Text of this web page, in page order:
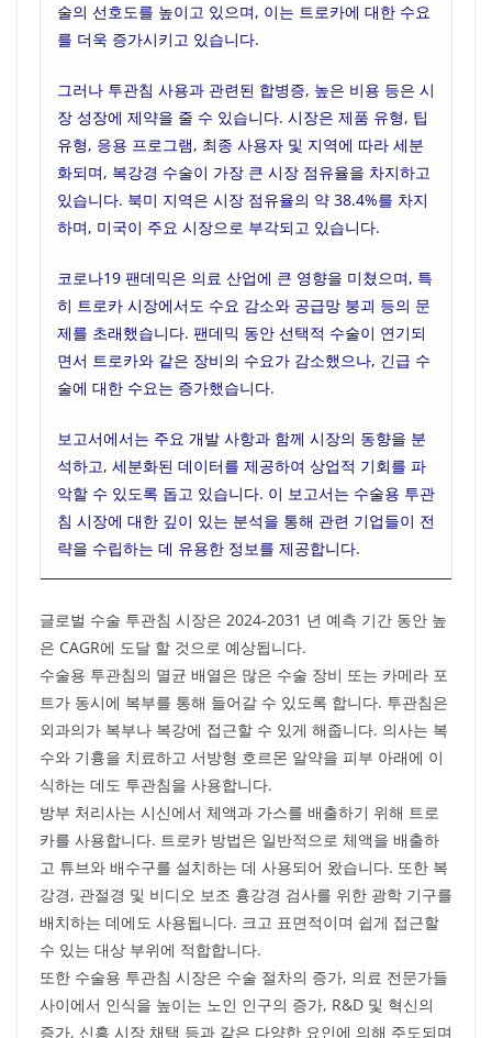
술의 선호도를 높이고 있으며, 이는 트로카에 대한 수요
를 더욱 증가시키고 있습니다.
그러나 투관침 사용과 관련된 합병증, 높은 비용 등은 시
장 성장에 제약을 줄 수 있습니다. 시장은 제품 유형, 팁
유형, 응용 프로그램, 최종 사용자 및 지역에 따라 세분
화되며, 복강경 수술이 가장 큰 시장 점유율을 차지하고
있습니다. 북미 지역은 시장 점유율의 약 38.4%를 차지
하며, 미국이 주요 시장으로 부각되고 있습니다.
코로나19 팬데믹은 의료 산업에 큰 영향을 미쳤으며, 특
히 트로카 시장에서도 수요 감소와 공급망 붕괴 등의 문
제를 초래했습니다. 팬데믹 동안 선택적 수술이 연기되
면서 트로카와 같은 장비의 수요가 감소했으나, 긴급 수
술에 대한 수요는 증가했습니다.
보고서에서는 주요 개발 사항과 함께 시장의 동향을 분
석하고, 세분화된 데이터를 제공하여 상업적 기회를 파
악할 수 있도록 돕고 있습니다. 이 보고서는 수술용 투관
침 시장에 대한 깊이 있는 분석을 통해 관련 기업들이 전
략을 수립하는 데 유용한 정보를 제공합니다.
글로벌 수술 투관침 시장은 2024-2031 년 예측 기간 동안 높
은 CAGR에 도달 할 것으로 예상됩니다.
수술용 투관침의 멸균 배열은 많은 수술 장비 또는 카메라 포
트가 동시에 복부를 통해 들어갈 수 있도록 합니다. 투관침은
외과의가 복부나 복강에 접근할 수 있게 해줍니다. 의사는 복
수와 기흉을 치료하고 서방형 호르몬 알약을 피부 아래에 이
식하는 데도 투관침을 사용합니다.
방부 처리사는 시신에서 체액과 가스를 배출하기 위해 트로
카를 사용합니다. 트로카 방법은 일반적으로 체액을 배출하
고 튜브와 배수구를 설치하는 데 사용되어 왔습니다. 또한 복
강경, 관절경 및 비디오 보조 흉강경 검사를 위한 광학 기구를
배치하는 데에도 사용됩니다. 크고 표면적이며 쉽게 접근할
수 있는 대상 부위에 적합합니다.
또한 수술용 투관침 시장은 수술 절차의 증가, 의료 전문가들
사이에서 인식을 높이는 노인 인구의 증가, R&D 및 혁신의
증가, 신흥 시장 채택 등과 같은 다양한 요인에 의해 주도되며